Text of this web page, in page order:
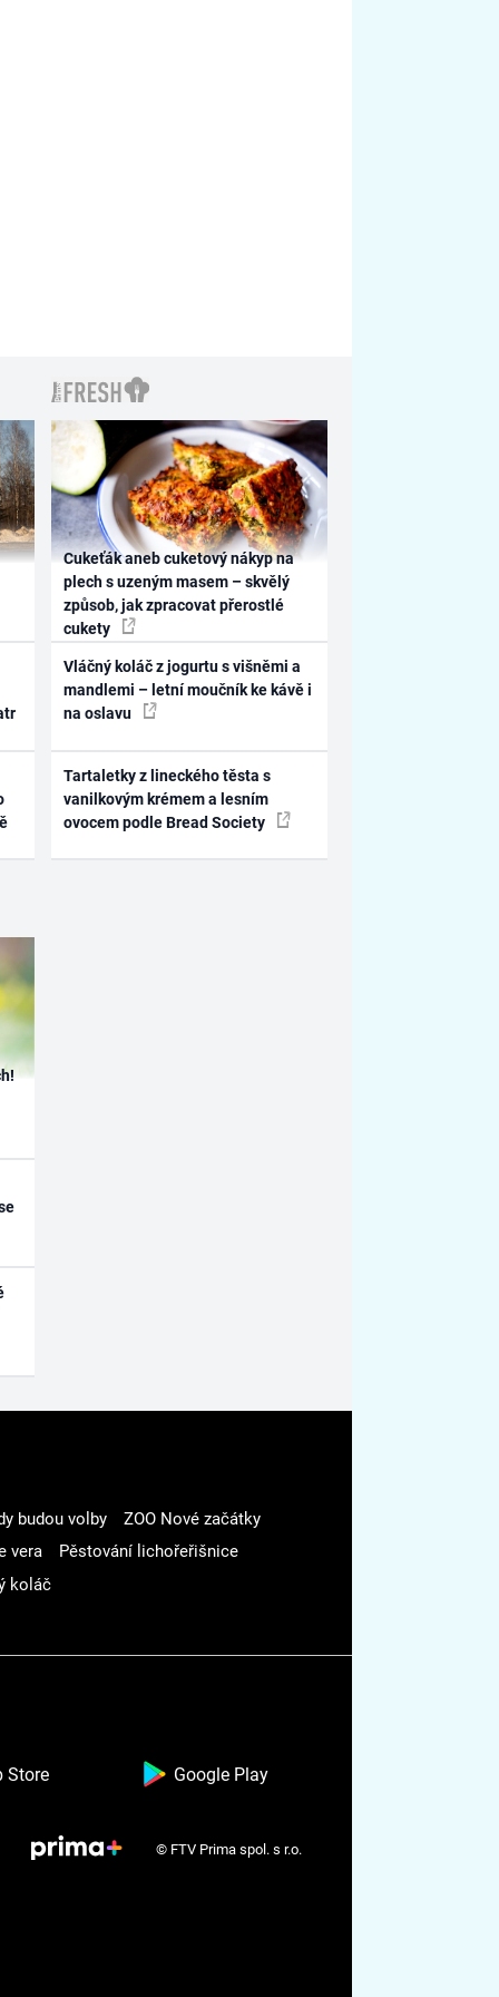
Cukeťák aneb cuketový nákyp na
plech s uzeným masem – skvělý
způsob, jak zpracovat přerostlé
cukety
Vláčný koláč z jogurtu s višněmi a
mandlemi – letní moučník ke kávě i
na oslavu
Tartaletky z lineckého těsta s
vanilkovým krémem a lesním
ovocem podle Bread Society
budou volby
ZOO Nové začátky
vera
Pěstování lichořeřišnice
koláč
Store Google Play
© FTV Prima spol. s r.o.